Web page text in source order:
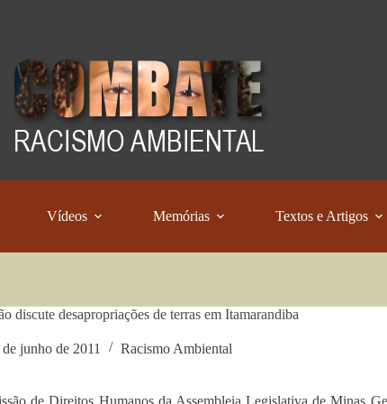
Vídeos Memórias Textos e Artigos
discute desapropriações de terras em Itamarandiba
de junho de 2011 Racismo Ambiental
de Direitos Humanos da Assembleia Legislativa de Minas